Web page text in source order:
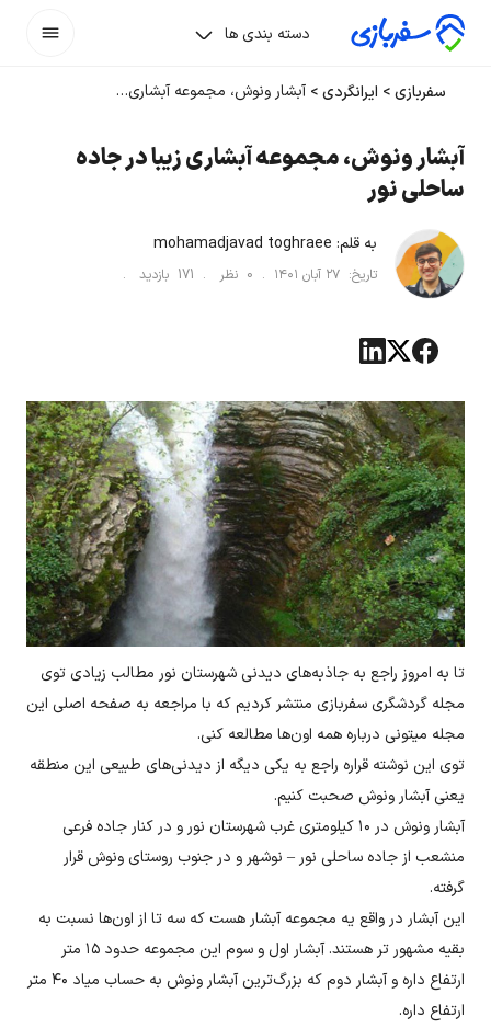
دسته بندی ها
سفربازی> ایرانگردی> آبشار ونوش، مجموعه آبشاری زیبا در جاده ساحلی نور
آبشار ونوش، مجموعه آبشاری زیبا در جاده
ساحلی نور
به قلم: mohamadjavad toghraee
تاریخ: ۲۷ آبان ۱۴۰۱ .
0 نظر . 171 بازدید .
تا به امروز راجع به جاذبه‌های دیدنی شهرستان نور مطالب زیادی توی
مجله گردشگری سفربازی منتشر کردیم که با مراجعه به صفحه اصلی این
مجله میتونی درباره همه اون‌ها مطالعه کنی.
توی این نوشته قراره راجع به یکی دیگه از دیدنی‌های طبیعی این منطقه
یعنی آبشار ونوش صحبت کنیم.
آبشار ونوش در ۱۰ کیلومتری غرب شهرستان نور و در کنار جاده فرعی
منشعب از جاده ساحلی نور – نوشهر و در جنوب روستای ونوش قرار
گرفته.
این آبشار در واقع یه مجموعه آبشار هست که سه تا از اون‌ها نسبت به
بقیه مشهور تر هستند. آبشار اول و سوم این مجموعه حدود ۱۵ متر
ارتفاع داره و آبشار دوم که بزرگ‌ترین آبشار ونوش به حساب میاد ۴۰ متر
ارتفاع داره.